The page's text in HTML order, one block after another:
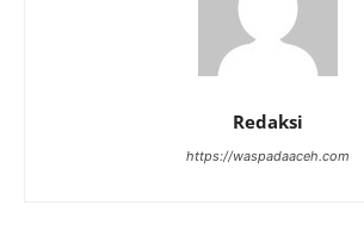
Redaksi
https://waspadaaceh.com